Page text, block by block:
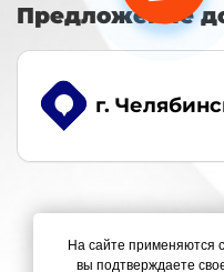
Предложение
г.
На сайте применяются
вы подтверждаете